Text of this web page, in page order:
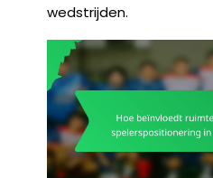
wedstrijden.